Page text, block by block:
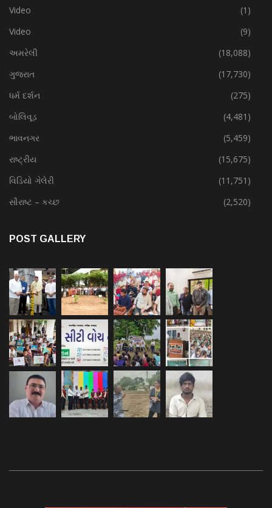
Video
(1)
Video
(9)
અમરેલી
(18,088)
ગુજરાત
(17,730)
ધર્મ દર્શન
(275)
બોલિવૂડ
(4,481)
ભાવનગર
(5,459)
રાષ્ટ્રીય
(15,675)
વિડિયો ગેલેરી
(11,751)
સૌરાષ્ટ – કચ્છ
(2,520)
POST GALLERY